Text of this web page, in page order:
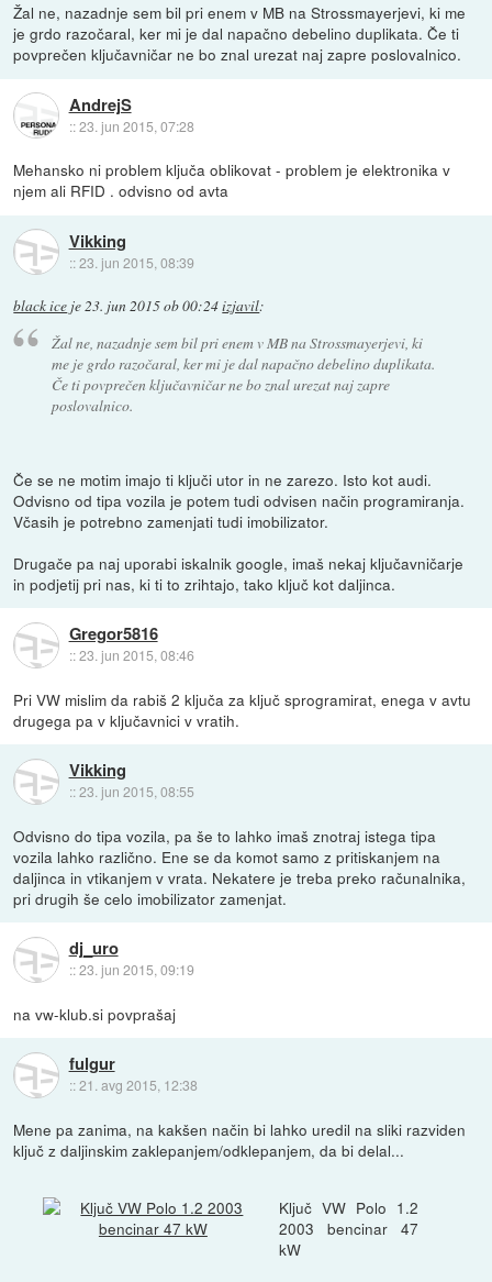
Žal ne, nazadnje sem bil pri enem v MB na Strossmayerjevi, ki me
je grdo razočaral, ker mi je dal napačno debelino duplikata. Če ti
povprečen ključavničar ne bo znal urezat naj zapre poslovalnico.
AndrejS
::23. jun 2015, 07:28
Mehansko ni problem ključa oblikovat - problem je elektronika v
njem ali RFID . odvisno od avta
Vikking
::23. jun 2015, 08:39
black ice je23. jun 2015 ob 00:24izjavil:
Žal ne, nazadnje sem bil pri enem v MB na Strossmayerjevi, ki
me je grdo razočaral, ker mi je dal napačno debelino duplikata.
Če ti povprečen ključavničar ne bo znal urezat naj zapre
poslovalnico.
Če se ne motim imajo ti ključi utor in ne zarezo. Isto kot audi.
Odvisno od tipa vozila je potem tudi odvisen način programiranja.
Včasih je potrebno zamenjati tudi imobilizator.
Drugače pa naj uporabi iskalnik google, imaš nekaj ključavničarje
in podjetij pri nas, ki ti to zrihtajo, tako ključ kot daljinca.
Gregor5816
::23. jun 2015, 08:46
Pri VW mislim da rabiš 2 ključa za ključ sprogramirat, enega v avtu
drugega pa v ključavnici v vratih.
Vikking
::23. jun 2015, 08:55
Odvisno do tipa vozila, pa še to lahko imaš znotraj istega tipa
vozila lahko različno. Ene se da komot samo z pritiskanjem na
daljinca in vtikanjem v vrata. Nekatere je treba preko računalnika,
pri drugih še celo imobilizator zamenjat.
dj_uro
::23. jun 2015, 09:19
na vw-klub.si povprašaj
fulgur
::21. avg 2015, 12:38
Mene pa zanima, na kakšen način bi lahko uredil na sliki razviden
ključ z daljinskim zaklepanjem/odklepanjem, da bi delal...
Ključ VW Polo 1.2
2003 bencinar 47
kW